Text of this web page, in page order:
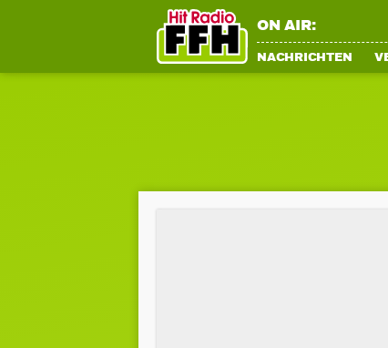
ON AIR:
NACHRICHTEN